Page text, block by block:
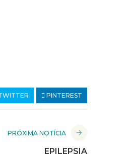
PINTEREST
PRÓXIMA NOTÍCIA
EPILEPSIA